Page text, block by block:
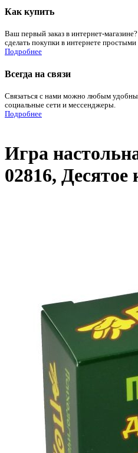
Как купить
Ваш первый заказ в интернет-
сделать покупки в интернете
Подробнее
Всегда на связи
Связаться с нами можно любым
социальные сети и мессенджеры.
Подробнее
Игра
02816, Десятое